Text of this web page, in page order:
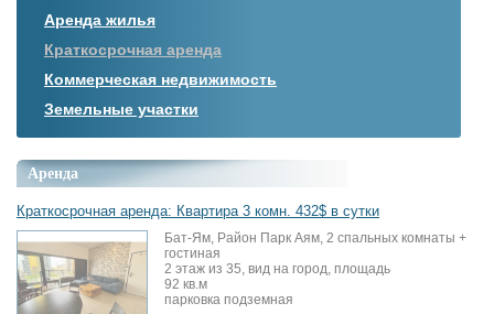
Аренда жилья
Краткосрочная аренда
Коммерческая недвижимость
Земельные участки
Аренда
Краткосрочная аренда: Квартира 3 комн. 432$ в сутки
Бат-Ям, Район Парк Аям, 2 спальных комнаты +
гостиная
2 этаж из 35, вид на город, площадь
92 кв.м
парковка подземная